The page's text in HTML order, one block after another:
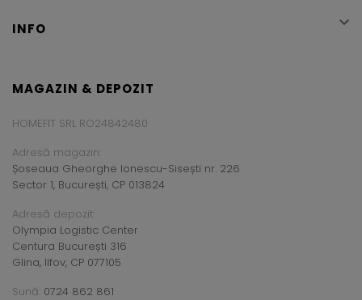
INFO 
MAGAZIN & DEPOZIT
HOMEFIT SRL RO24842480
Adresă magazin:
Șoseaua Gheorghe Ionescu-Sisești nr. 226
Sector 1, București, CP 013824
Adresă depozit:
Olympia Logistic Center
Centura București 316
Glina, Ilfov, CP 077105
Sună: 0724 862 861